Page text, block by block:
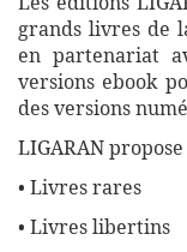
grands livres de
en partenariat
versions ebook
des versions
LIGARAN
• Livres rares
• Livres libertins